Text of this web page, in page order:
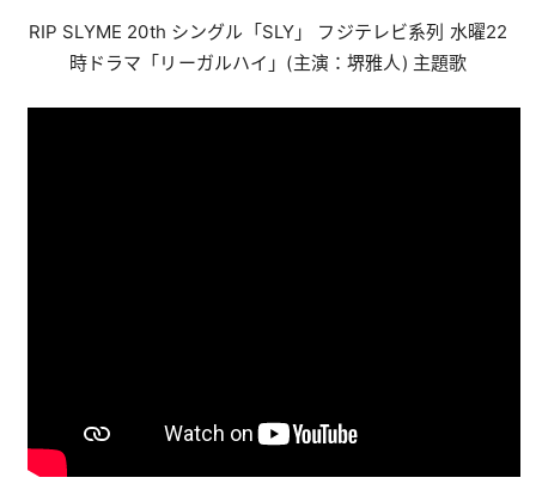
RIP SLYME 20th シングル「SLY」 フジテレビ系列 水曜22
時ドラマ「リーガルハイ」(主演：堺雅人) 主題歌